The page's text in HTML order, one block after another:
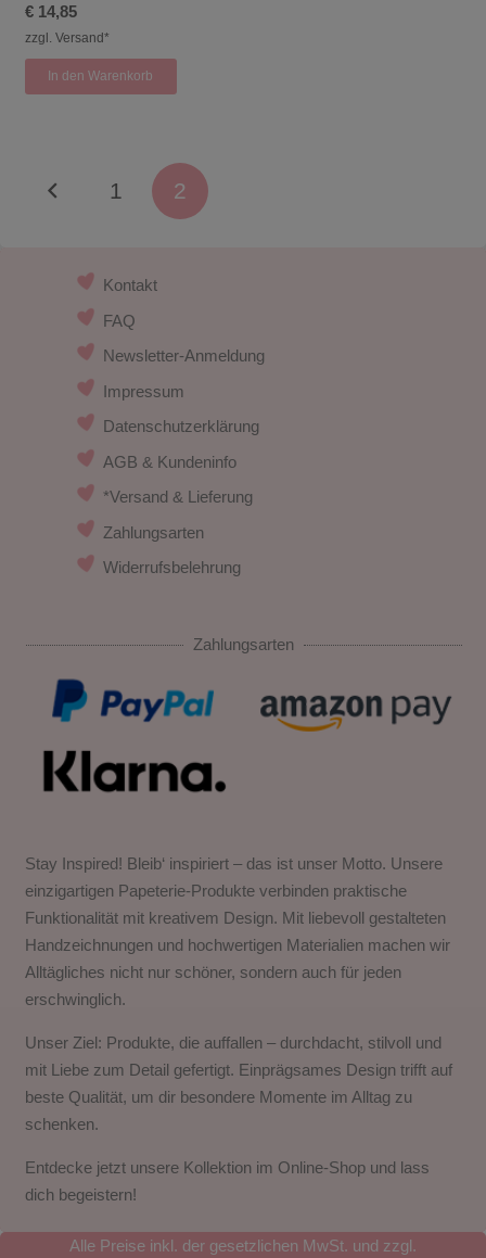
€14,85
zzgl. Versand*
In den Warenkorb
1 2
Kontakt
FAQ
Newsletter-Anmeldung
Impressum
Datenschutzerklärung
AGB & Kundeninfo
*Versand & Lieferung
Zahlungsarten
Widerrufsbelehrung
Zahlungsarten
Stay Inspired! Bleib‘ inspiriert – das ist unser Motto. Unsere
einzigartigen Papeterie-Produkte verbinden praktische
Funktionalität mit kreativem Design. Mit liebevoll gestalteten
Handzeichnungen und hochwertigen Materialien machen wir
Alltägliches nicht nur schöner, sondern auch für jeden
erschwinglich.
Unser Ziel: Produkte, die auffallen – durchdacht, stilvoll und
mit Liebe zum Detail gefertigt. Einprägsames Design trifft auf
beste Qualität, um dir besondere Momente im Alltag zu
schenken.
Entdecke jetzt unsere Kollektion im Online-Shop und lass
dich begeistern!
Alle Preise inkl. der gesetzlichen MwSt. und zzgl.